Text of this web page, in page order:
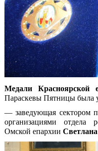
Медали Красноярской
Параскевы Пятницы была
— заведующая сектором
организациями отдела
Омской епархии